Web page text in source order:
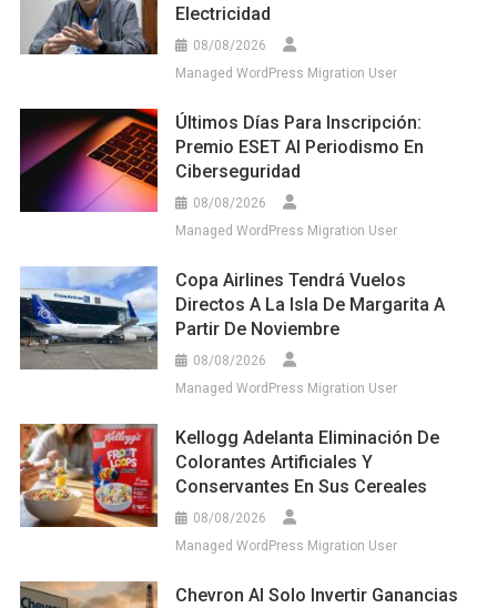
Electricidad
08/08/2026
Managed WordPress Migration User
Últimos Días Para Inscripción:
Premio ESET Al Periodismo En
Ciberseguridad
08/08/2026
Managed WordPress Migration User
Copa Airlines Tendrá Vuelos
Directos A La Isla De Margarita A
Partir De Noviembre
08/08/2026
Managed WordPress Migration User
Kellogg Adelanta Eliminación De
Colorantes Artificiales Y
Conservantes En Sus Cereales
08/08/2026
Managed WordPress Migration User
Chevron Al Solo Invertir Ganancias